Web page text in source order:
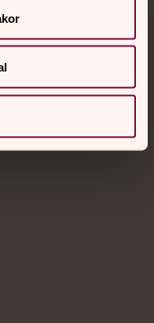
eller chatta anonymt